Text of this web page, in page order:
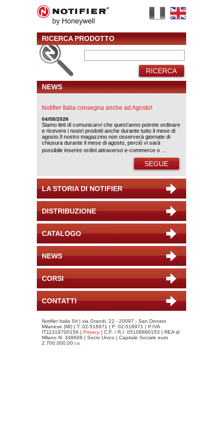
RICERCA PRODOTTO
RICERCA
NEWS
Notifier Italia consegna anche ad Agosto!
04/08/2026
Siamo lieti di comunicarvi che quest’anno potrete ordinare
e ricevere i nostri prodotti anche durante tutto il mese di
agosto.Il nostro magazzino non osserverà giornate di
chiusura durante il mese di agosto, perciò vi sarà
possibile inserire ordini attraverso e-commerce o ...
SEGUE
LA STORIA DI NOTIFIER
DISTRIBUZIONE
CATALOGO
NEWS
CORSI
CONTATTI
Notifier Italia Srl | via Grandi, 22 - 20097 - San Donato
Milanese (MI) | T: 02-518971 | F: 02-518971 | P.IVA
IT11319700156 | Privacy | C.F. / R.I. 05108880153 | REA di
Milano N. 348608 | Socio Unico | Capitale Sociale euro
2.700.000,00 i.v.